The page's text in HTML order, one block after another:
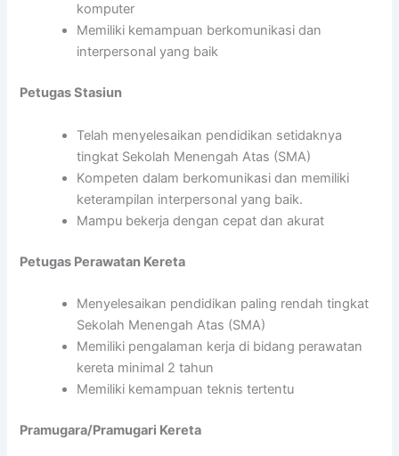
komputer
Memiliki kemampuan berkomunikasi dan
interpersonal yang baik
Petugas Stasiun
Telah menyelesaikan pendidikan setidaknya
tingkat Sekolah Menengah Atas (SMA)
Kompeten dalam berkomunikasi dan memiliki
keterampilan interpersonal yang baik.
Mampu bekerja dengan cepat dan akurat
Petugas Perawatan Kereta
Menyelesaikan pendidikan paling rendah tingkat
Sekolah Menengah Atas (SMA)
Memiliki pengalaman kerja di bidang perawatan
kereta minimal 2 tahun
Memiliki kemampuan teknis tertentu
Pramugara/Pramugari Kereta